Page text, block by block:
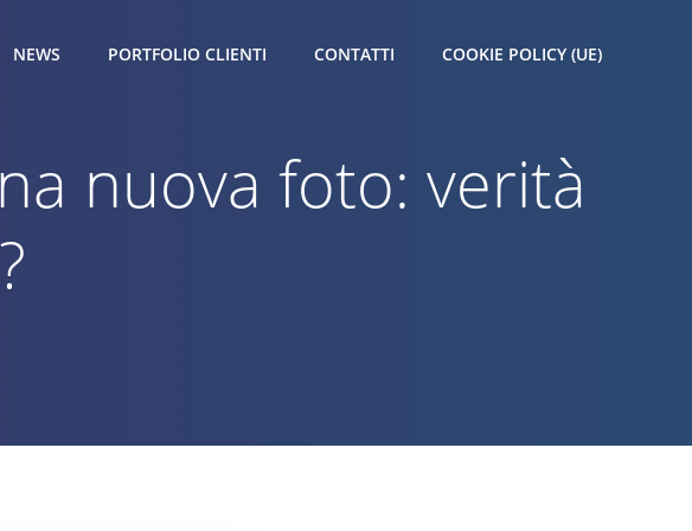
NEWS PORTFOLIO CLIENTI CONTATTI COOKIE POLICY (UE)
nuova foto: verità